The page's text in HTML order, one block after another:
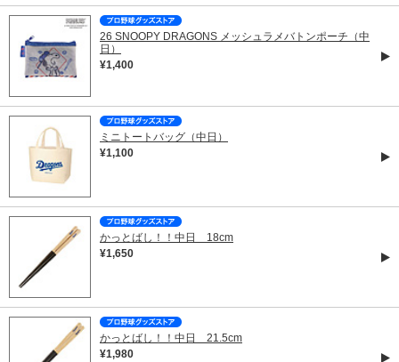
26 SNOOPY DRAGONS メッシュラメバトンポーチ（中
日）
¥1,400
ミニトートバッグ（中日）
¥1,100
かっとばし！！中日 18cm
¥1,650
かっとばし！！中日 21.5cm
¥1,980